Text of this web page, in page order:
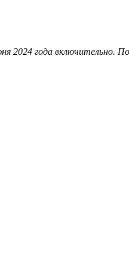
2024 года включительно.